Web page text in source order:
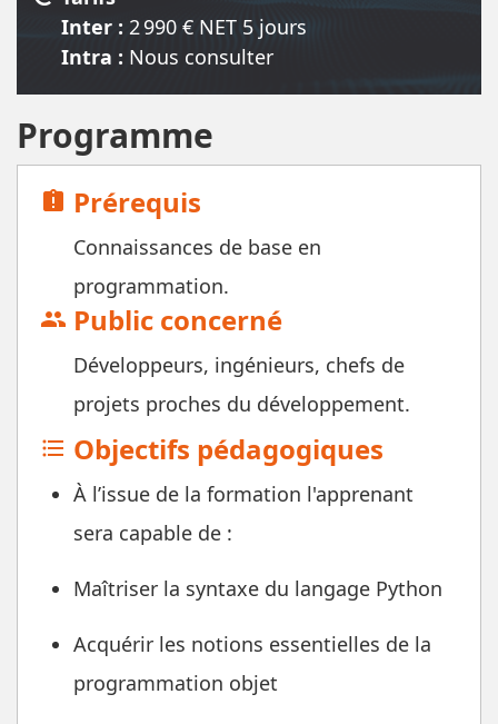
Inter : 2 990 € NET 5 jours
Intra : Nous consulter
Programme
assignment_late Prérequis
Connaissances de base en
programmation.
group Public concerné
Développeurs, ingénieurs, chefs de
projets proches du développement.
format_list_bulleted Objectifs pédagogiques
À l’issue de la formation l'apprenant
sera capable de :
Maîtriser la syntaxe du langage Python
Acquérir les notions essentielles de la
programmation objet